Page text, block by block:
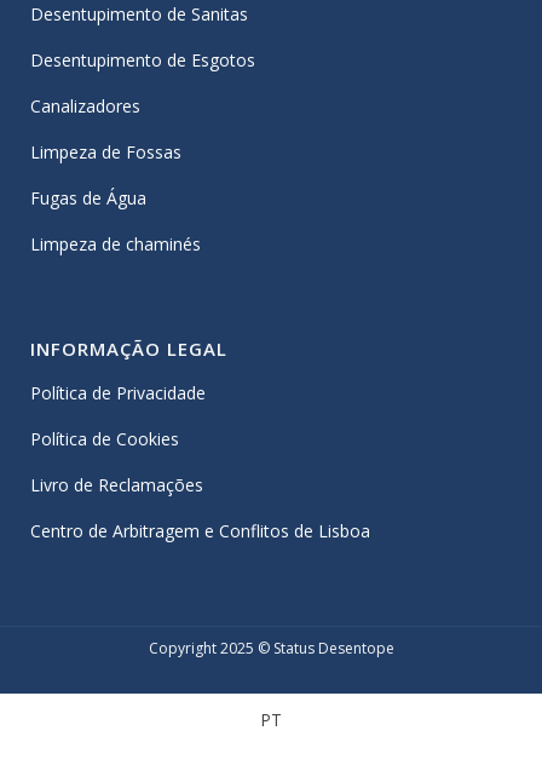
Desentupimento de Sanitas
Desentupimento de Esgotos
Canalizadores
Limpeza de Fossas
Fugas de Água
Limpeza de chaminés
INFORMAÇÃO LEGAL
Política de Privacidade
Política de Cookies
Livro de Reclamações
Centro de Arbitragem e Conflitos de Lisboa
Copyright 2025 © Status Desentope
PT